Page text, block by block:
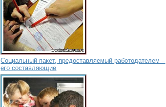
Социальный пакет, предоставляемый работодателем –
его составляющие